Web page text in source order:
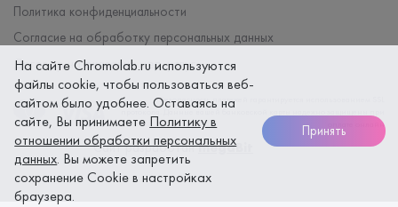
Политика конфиденциальности
Согласие на обработку персональных данных
Договор на оказание мед. услуг
Безопасность платежей гарантируется использованием SSL
протокола. Данные вашей банковской карты надежно защищены при
оплате онлайн
Сайт разработанmegaBit
На сайте Chromolab.ru используются
файлы cookie, чтобы пользоваться веб-
сайтом было удобнее. Оставаясь на
сайте, Вы принимаете Политику в
отношении обработки персональных
данных. Вы можете запретить
сохранение Cookie в настройках
браузера.
Принять